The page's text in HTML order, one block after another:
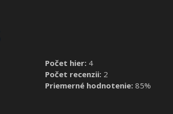
Počet hier: 4
Počet recenzii: 2
Priemerné hodnotenie: 85%